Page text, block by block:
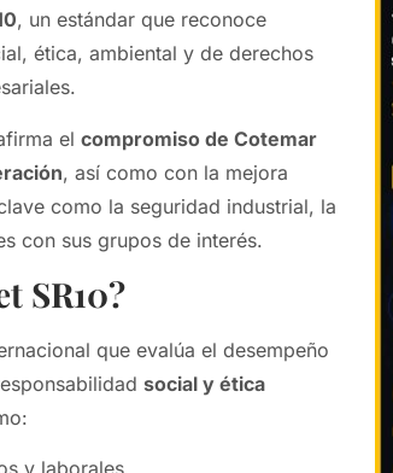
, un estándar que reconoce
ética, ambiental y de derechos
el compromiso de Cotemar
, así como con la mejora
como la seguridad industrial, la
con sus grupos de interés.
SR10?
que evalúa el desempeño
social y ética